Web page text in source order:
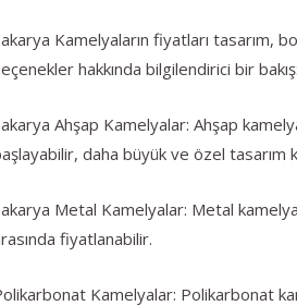
Kamelyaların fiyatları tasarım,
hakkında bilgilendirici bir bakış:
Ahşap Kamelyalar: Ahşap
daha büyük ve özel
Metal Kamelyalar: Metal
fiyatlanabilir.
Kamelyalar: Polikarbonat